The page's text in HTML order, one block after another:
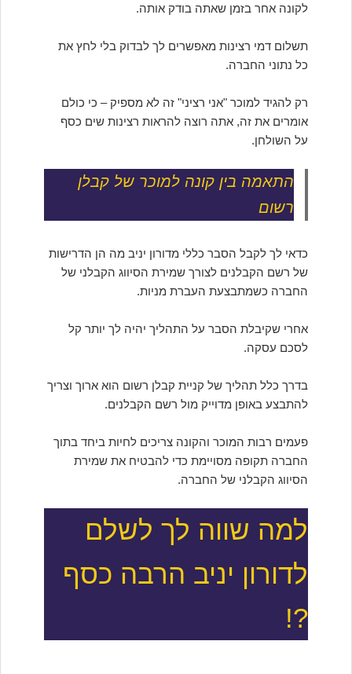
לקונה אחר בזמן שאתה בודק אותה.
תשלום דמי רצינות מאפשרים לך לבדוק בלי לחץ את
כל נתוני החברה.
רק להגיד למוכר "אני רציני" זה לא מספיק – כי כולם
אומרים את זה, אתה רוצה להראות רצינות שים כסף
על השולחן.
התאמה בין קונה למוכר של קבלן
רשום
כדאי לך לקבל הסבר כללי מדורון יניב מה הן הדרישות
של רשם הקבלנים לצורך שמירת הסיווג הקבלני של
החברה כשמתבצעת העברת מניות.
אחרי שקיבלת הסבר על התהליך יהיה לך יותר קל
לסכם עסקה.
בדרך כלל תהליך של קניית קבלן רשום הוא ארוך וצריך
להתבצע באופן מדוייק מול רשם הקבלנים.
פעמים רבות המוכר והקונה צריכים לחיות ביחד בתוך
החברה תקופה מסויימת כדי להבטיח את שמירת
הסיווג הקבלני של החברה.
למה שווה לך לשלם
לדורון יניב הרבה כסף
?!